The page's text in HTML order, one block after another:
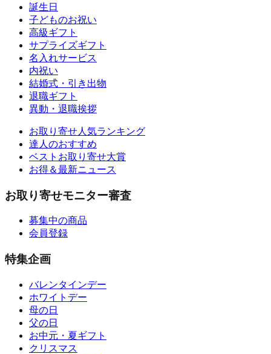
誕生日
子どものお祝い
高級ギフト
サプライズギフト
名入れサービス
内祝い
結婚式・引き出物
退職ギフト
異動・退職挨拶
お取り寄せ人気ランキング
達人のおすすめ
ベストお取り寄せ大賞
お得＆最新ニュース
お取り寄せモニター審査
募集中の商品
会員登録
特集企画
バレンタインデー
ホワイトデー
母の日
父の日
お中元・夏ギフト
クリスマス